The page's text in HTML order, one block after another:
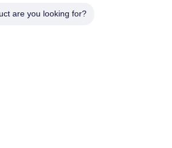
जियानगिन सिटी, वूशी सिटी, जिआंगसु प्रांत
are you looking for?